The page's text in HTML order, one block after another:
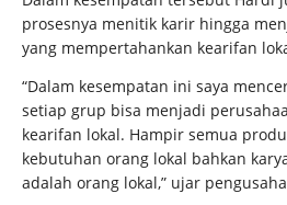
prosesnya menitik karir hingga
yang mempertahankan kearifan
“Dalam kesempatan ini saya
setiap grup bisa menjadi
kearifan lokal. Hampir semua
kebutuhan orang lokal bahkan
adalah orang lokal,” ujar